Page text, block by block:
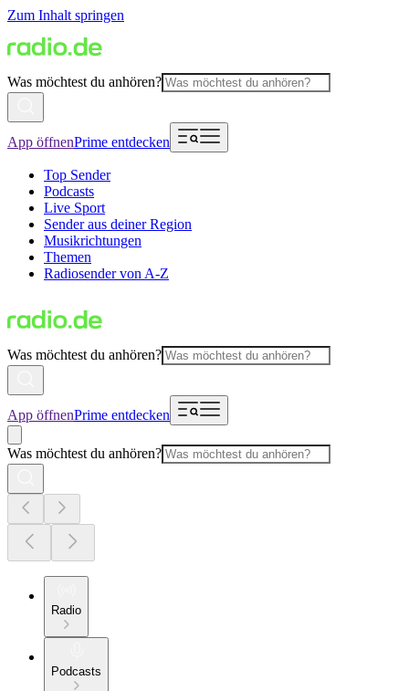
Zum Inhalt springen
Was möchtest du anhören?
App öffnenPrime entdecken
Top Sender
Podcasts
Live Sport
Sender aus deiner Region
Musikrichtungen
Themen
Radiosender von A-Z
Was möchtest du anhören?
App öffnenPrime entdecken
Was möchtest du anhören?
Radio
Podcasts